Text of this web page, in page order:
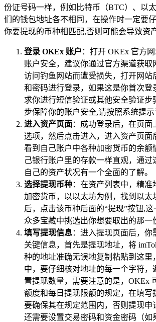
份证号码一样，例如比特币（BTC）、以
们的钱包地址各不相同，在操作时一定要
你要提现的币种相匹配,否则可能会导致资
登录 OKEx 账户 ：打开 OKEx 官方
账户安全，建议你通过官方渠道获取
访问钓鱼网站而遭受损失，打开网站
和密码进行登录，如果这是你首次登
求你进行短信验证或其他安全验证步
步保障你的账户安全,请按照系统提示
进入资产页面：成功登录后，在页面
选项，然后点击进入，进入资产页面
看到自己账户中各种加密货币的余额
己银行账户里的存款一样直观，通过
自己的资产状况有一个全面的了解。
选择提现币种：在资产列表中，精准
加密货币，以以太坊为例，找到以太
后，点击该币种后面的“提现”按钮,
众多宝藏中挑选出你想要取出的那一
填写提现信息：进入提现页面后，你
关键信息，首先是提现地址，将
种的地址准确无误地复制粘贴到这里
中，要仔细核对地址的每一个字符，
置提现数量，需要注意的是，OKEx
额度和每日提现限额的规定，在填写
要确保其在规定范围内，否则提现申
还需要设置交易密码和资金密码（如